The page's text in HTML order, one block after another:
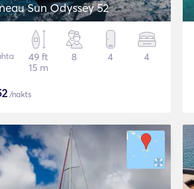
Sun Odyssey 52
49 ft
15 m
8 4 4
/nakts